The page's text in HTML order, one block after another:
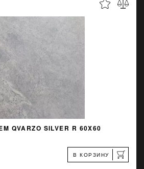
QVARZO SILVER R 60X60
В КОРЗИНУ